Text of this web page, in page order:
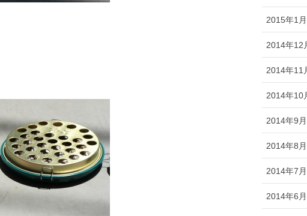
2015年1月
2014年12
2014年11
2014年10
2014年9月
2014年8月
2014年7月
2014年6月